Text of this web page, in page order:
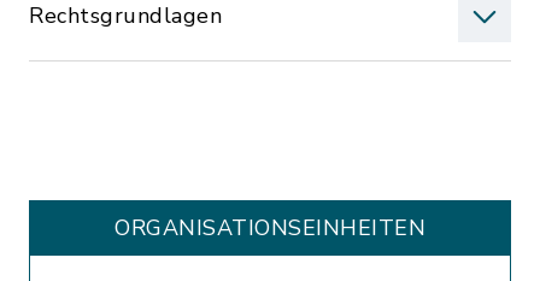
Rechtsgrundlagen
ORGANISATIONS­EINHEITEN